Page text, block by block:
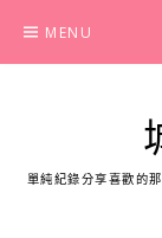
content
MENU
單純紀錄分享喜歡的